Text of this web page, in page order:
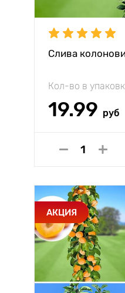
Слива
Кол-во в
19.99 руб
АКЦИЯ